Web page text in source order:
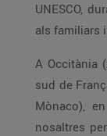
UNESCO,
als familiars
A Occitània
sud de
Mònaco),
nosaltres